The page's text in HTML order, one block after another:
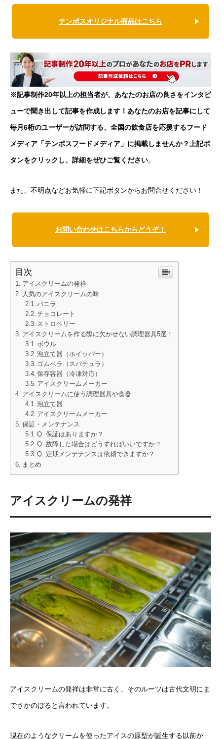
テンポスオリジナル商品はこちら
※記事制作20年以上の担当者が、あなたのお店の良さをインタビ
ューで聞き出して記事を作成します！あなたのお店を記事にして
毎月6桁のユーザーが訪問する、全国の飲食店を応援するフード
メディア「テンポスフードメディア」に掲載しませんか？上記ボ
タンをクリックし、詳細をぜひご覧ください。
また、不明点などお気軽に下記ボタンからお問合せください！
お問い合わせはこちらからどうぞ！
目次
アイスクリームの発祥
人気のアイスクリームの味
バニラ
チョコレート
ストロベリー
アイスクリームを作る際に欠かせない調理器具5選！
ボウル
泡立て器（ホイッパー）
ゴムベラ（スパチュラ）
保存容器（冷凍対応）
アイスクリームメーカー
アイスクリームに使う調理器具や食器
泡立て器
アイスクリームメーカー
保証・メンテナンス
Q. 保証はありますか？
Q. 故障した場合はどうすればいいですか？
Q. 定期メンテナンスは依頼できますか？
まとめ
アイスクリームの発祥
アイスクリームの発祥は非常に古く、そのルーツは古代文明にま
でさかのぼると言われています。
現在のようなクリームを使ったアイスの原型が誕生する以前か